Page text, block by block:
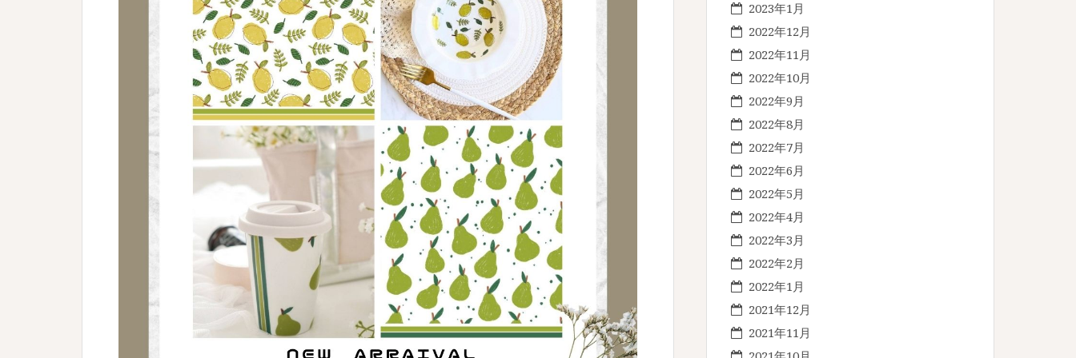
2023年1月
2022年12月
2022年11月
2022年10月
2022年9月
2022年8月
2022年7月
2022年6月
2022年5月
2022年4月
2022年3月
2022年2月
2022年1月
2021年12月
2021年11月